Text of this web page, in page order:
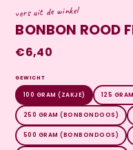
vers uit de winkel
BONBON ROOD
€6,40
GEWICHT
100 GRAM (ZAKJE) 125
250 GRAM (BONBONDOOS)
500 GRAM (BONBONDOOS)